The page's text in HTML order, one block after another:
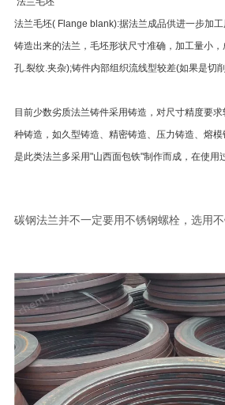
法兰毛坯( Flange blank):据法兰成品供进一步加工
铸造出来的法兰，毛坯形状尺寸准确，加工量小
孔.裂纹.夹杂);铸件内部组织流线型较差(如果是切
目前少数劣质法兰铸件采用铸造，对尺寸精度要
种铸造，如久型铸造、精密铸造、压力铸造、熔
是此类法兰多采用"山西面包铁"制作而成，在使用
碳钢法兰并不一定要用不锈钢螺栓，选用